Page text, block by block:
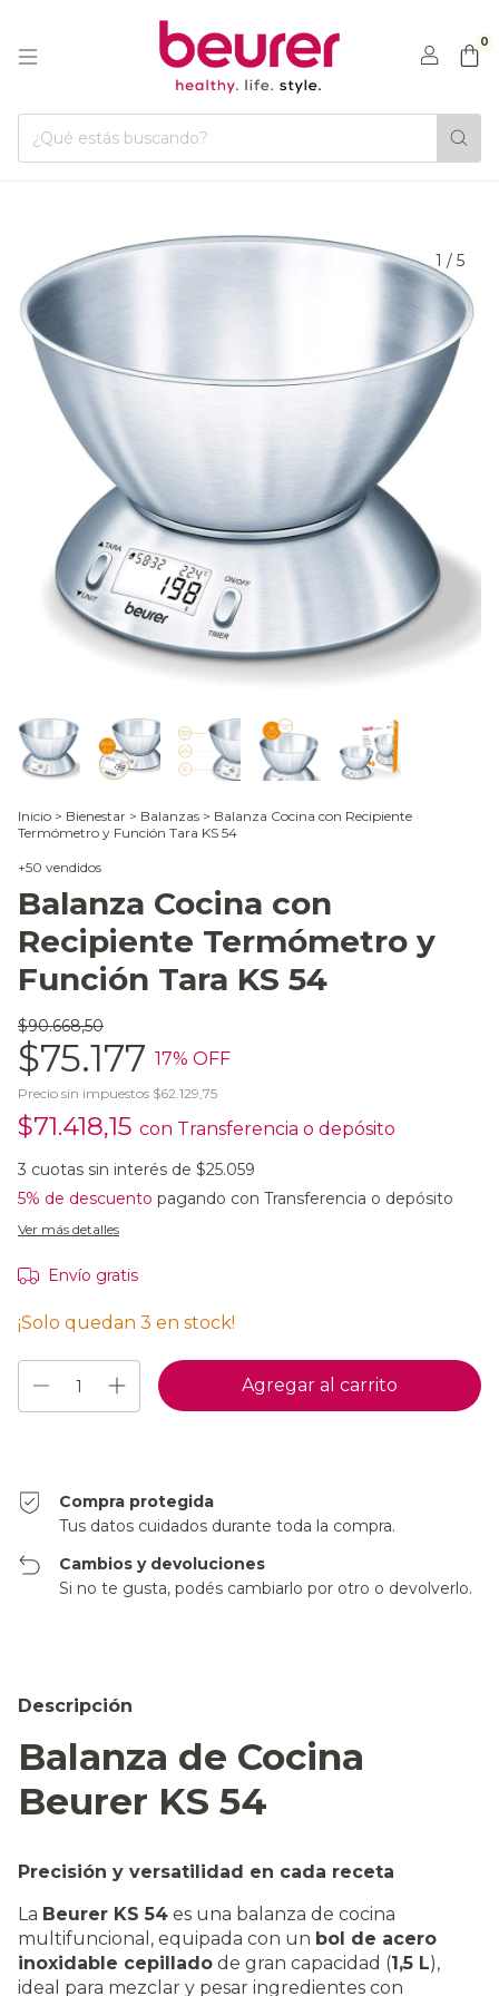
0
1 / 5
Inicio > Bienestar > Balanzas > Balanza Cocina con Recipiente
Termómetro y Función Tara KS 54
+50 vendidos
Balanza Cocina con
Recipiente Termómetro y
Función Tara KS 54
$90.668,50
$75.177 17% OFF
Precio sin impuestos $62.129,75
$71.418,15 con Transferencia o depósito
3 cuotas sin interés de $25.059
5% de descuento pagando con Transferencia o depósito
Ver más detalles
Envío gratis
¡Solo quedan 3 en stock!
Compra protegida
Tus datos cuidados durante toda la compra.
Cambios y devoluciones
Si no te gusta, podés cambiarlo por otro o devolverlo.
Descripción
Balanza de Cocina
Beurer KS 54
Precisión y versatilidad en cada receta
La Beurer KS 54 es una balanza de cocina
multifuncional, equipada con un bol de acero
inoxidable cepillado de gran capacidad (1,5 L),
ideal para mezclar y pesar ingredientes con